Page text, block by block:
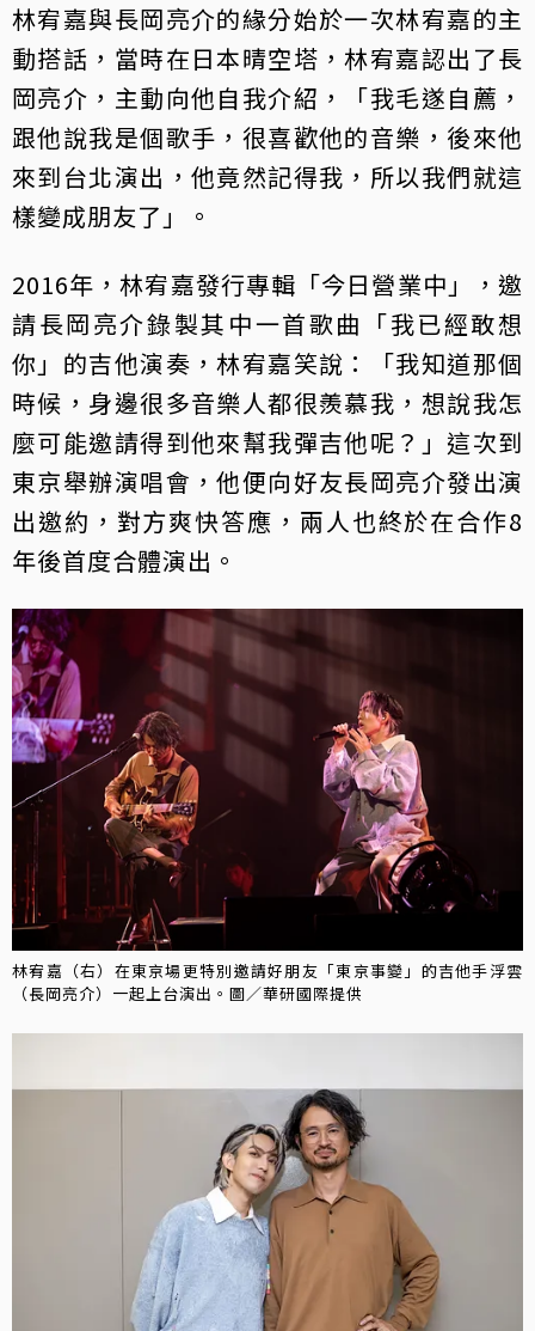
林宥嘉與長岡亮介的緣分始於一次林宥嘉的主
動搭話，當時在日本晴空塔，林宥嘉認出了長
岡亮介，主動向他自我介紹，「我毛遂自薦，
跟他說我是個歌手，很喜歡他的音樂，後來他
來到台北演出，他竟然記得我，所以我們就這
樣變成朋友了」。
2016年，林宥嘉發行專輯「今日營業中」，邀
請長岡亮介錄製其中一首歌曲「我已經敢想
你」的吉他演奏，林宥嘉笑說：「我知道那個
時候，身邊很多音樂人都很羨慕我，想說我怎
麼可能邀請得到他來幫我彈吉他呢？」這次到
東京舉辦演唱會，他便向好友長岡亮介發出演
出邀約，對方爽快答應，兩人也終於在合作8
年後首度合體演出。
林宥嘉（右）在東京場更特別邀請好朋友「東京事變」的吉他手浮雲
（長岡亮介）一起上台演出。圖／華研國際提供